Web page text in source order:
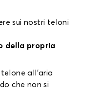
sui nostri teloni
della propria
telone all'aria
che non si